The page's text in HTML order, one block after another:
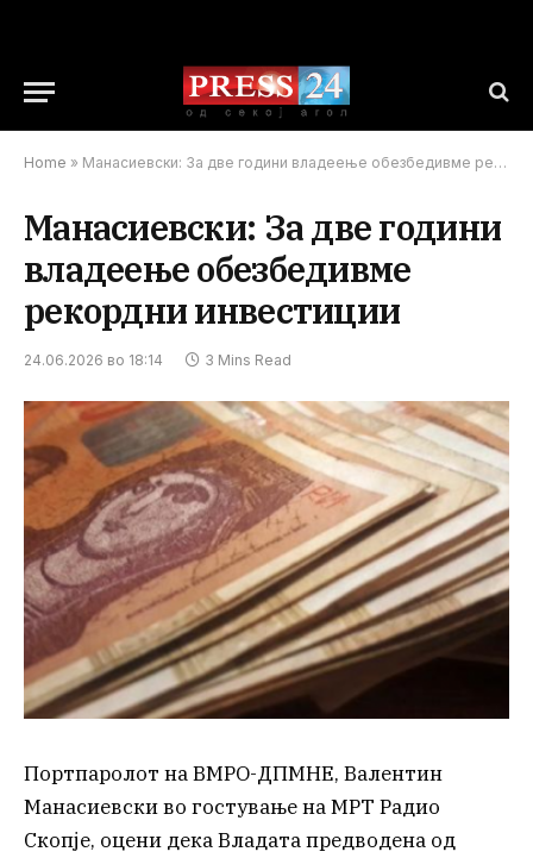
Home » Манасиевски: За две години владеење обезбедивме рекордни инвестиции
Манасиевски: За две години
владеење обезбедивме
рекордни инвестиции
24.06.2026 во 18:14 3 Mins Read
Портпаролот на ВМРО-ДПМНЕ, Валентин
Манасиевски во гостување на МРТ Радио
Скопје, оцени дека Владата предводена од